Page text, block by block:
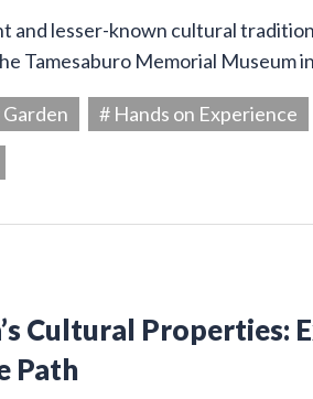
and lesser-known cultural
Tamesaburo Memorial Museum
Garden # Hands on Experience
Cultural Properties:
Path